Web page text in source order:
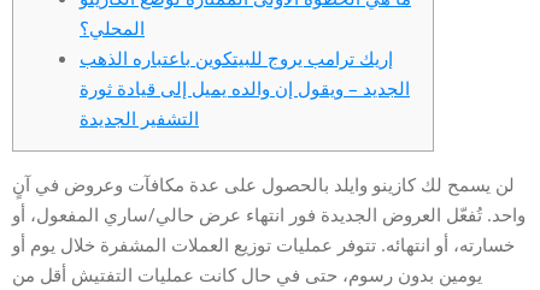
المحلي؟
إريك ترامب يروج للبيتكوين باعتباره الذهب
الجديد – ويقول إن والده يميل إلى قيادة ثورة
التشفير الجديدة
لن يسمح لك كازينو وايلد بالحصول على عدة مكافآت وعروض في آنٍ
واحد. تُفعّل العروض الجديدة فور انتهاء عرض حالي/ساري المفعول، أو
خسارته، أو انتهائه. تتوفر عمليات توزيع العملات المشفرة خلال يوم أو
يومين بدون رسوم، حتى في حال كانت عمليات التفتيش أقل من